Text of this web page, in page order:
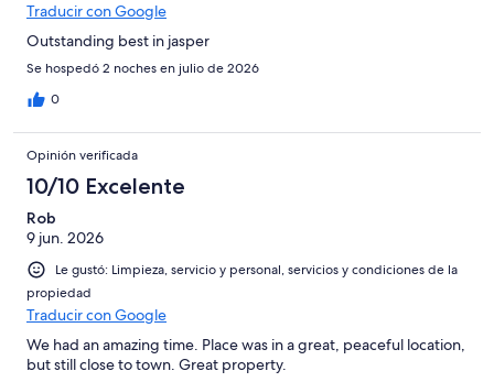
Traducir con Google
Outstanding best in jasper
Se hospedó 2 noches en julio de 2026
0
Opinión verificada
10/10 Excelente
Rob
9 jun. 2026
Le gustó: Limpieza, servicio y personal, servicios y condiciones de la
propiedad
Traducir con Google
We had an amazing time. Place was in a great, peaceful location,
but still close to town. Great property.